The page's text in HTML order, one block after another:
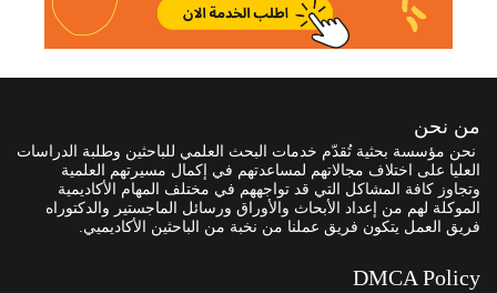
من نحن
نحن مؤسسة بحثية تُقدّم خدمات البحث العلمي للباحثين وطلبة الدراسات
العليا على اختلاف مجالاتهم لمساعدتهم في إكمال مسيرتهم العلمية
وتجاوز كافة المشاكل التي قد تواجههم في مختلف المهام الأكاديمية
الموكلة لهم من إعداد الأبحاث والأوراق ورسائل الماجستير والدكتوراه
فريق العمل يتكون فريق عملنا من نخبة من الباحثين الأكاديميي.
DMCA Policy